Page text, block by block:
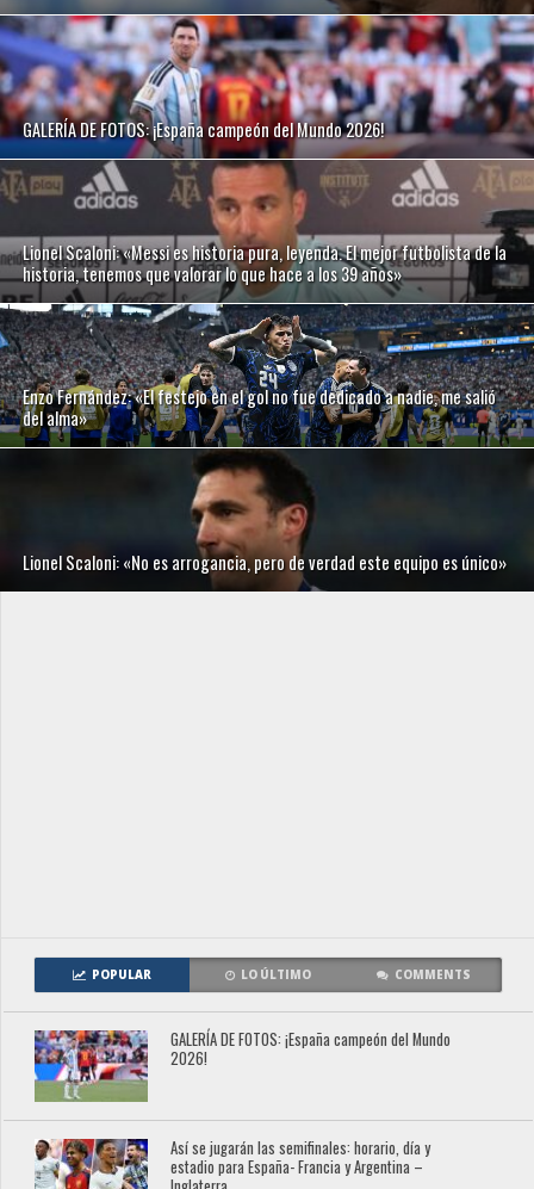
GALERÍA DE FOTOS: ¡España campeón del Mundo 2026!
Lionel Scaloni: «Messi es historia pura, leyenda. El mejor futbolista de la
historia, tenemos que valorar lo que hace a los 39 años»
Enzo Fernández: «El festejo en el gol no fue dedicado a nadie, me salió
del alma»
Lionel Scaloni: «No es arrogancia, pero de verdad este equipo es único»
POPULAR LO ÚLTIMO COMMENTS
GALERÍA DE FOTOS: ¡España campeón del Mundo
2026!
Así se jugarán las semifinales: horario, día y
estadio para España- Francia y Argentina –